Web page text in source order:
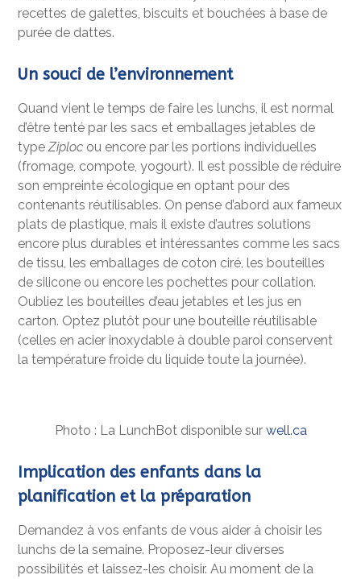
recettes de galettes, biscuits et bouchées à base de
purée de dattes.
Un souci de l’environnement
Quand vient le temps de faire les lunchs, il est normal
d’être tenté par les sacs et emballages jetables de
typeZiploc ou encore par les portions individuelles
(fromage, compote, yogourt). Il est possible de réduire
son empreinte écologique en optant pour des
contenants réutilisables. On pense d’abord aux fameux
plats de plastique, mais il existe d’autres solutions
encore plus durables et intéressantes comme les sacs
de tissu, les emballages de coton ciré, les bouteilles
de silicone ou encore les pochettes pour collation.
Oubliez les bouteilles d’eau jetables et les jus en
carton. Optez plutôt pour une bouteille réutilisable
(celles en acier inoxydable à double paroi conservent
la température froide du liquide toute la journée).
Photo : La LunchBot disponible sur well.ca
Implication des enfants dans la
planification et la préparation
Demandez à vos enfants de vous aider à choisir les
lunchs de la semaine. Proposez-leur diverses
possibilités et laissez-les choisir. Au moment de la